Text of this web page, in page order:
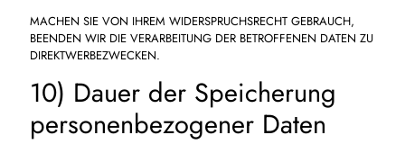
MACHEN SIE VON IHREM WIDERSPRUCHSRECHT GEBRAUCH,
BEENDEN WIR DIE VERARBEITUNG DER BETROFFENEN DATEN ZU
DIREKTWERBEZWECKEN.
10) Dauer der Speicherung
personenbezogener Daten